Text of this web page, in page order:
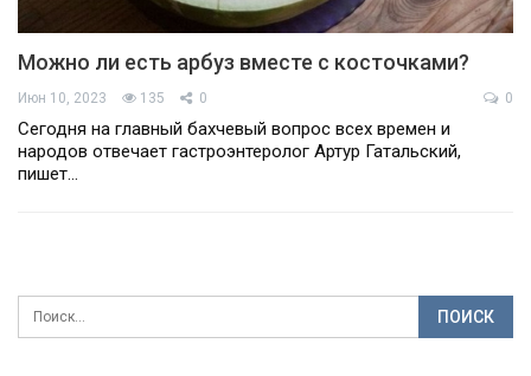
Можно ли есть арбуз вместе с косточками?
Июн 10, 2023 135 0 0
Сегодня на главный бахчевый вопрос всех времен и
народов отвечает гастроэнтеролог Артур Гатальский,
пишет…